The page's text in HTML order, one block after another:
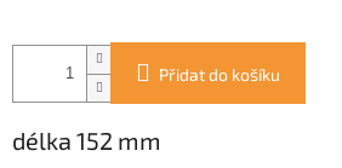
Přidat do košíku
délka 152 mm